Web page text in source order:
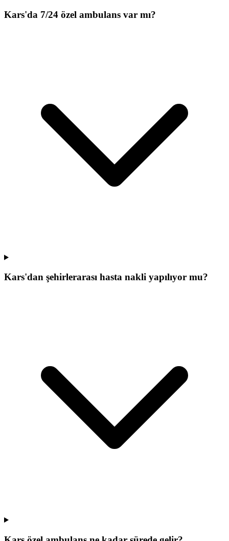
Kars'da 7/24 özel ambulans var mı?
Kars'dan şehirlerarası hasta nakli yapılıyor mu?